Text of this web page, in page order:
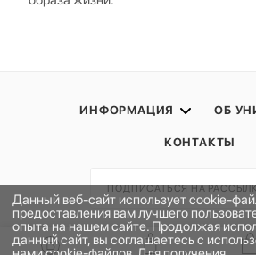
В КОРЗИНУ
ИНФОРМАЦИЯ ОБ
КОНТАКТЫ
ПОДПИСАТЬСЯ НА
ПОЛИТИКА
Данный веб-сайт использует cookie-
предоставления вам лучшего
опыта на нашем сайте. Продолжая
данный сайт, вы соглашаетесь с